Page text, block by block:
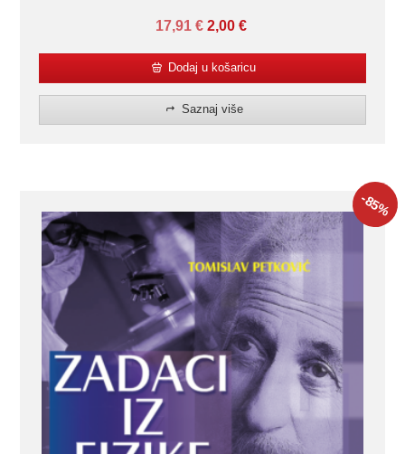
17,91€ 2,00 €
Dodaj u košaricu
Saznaj više
-85%